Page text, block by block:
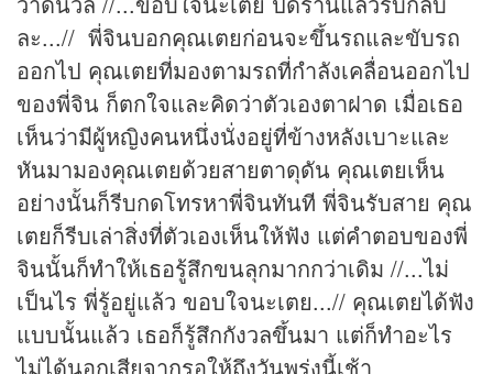
ละ...// พี่จินบอกคุณเตยก่อนจะขึ้นรถและขับรถ
ออกไป คุณเตยที่มองตามรถที่กำลังเคลื่อนออกไป
ของพี่จิน ก็ตกใจและคิดว่าตัวเองตาฝาด เมื่อเธอ
เห็นว่ามีผู้หญิงคนหนึ่งนั่งอยู่ที่ข้างหลังเบาะและ
หันมามองคุณเตยด้วยสายตาดุดัน คุณเตยเห็น
อย่างนั้นก็รีบกดโทรหาพี่จินทันที พี่จินรับสาย คุณ
เตยก็รีบเล่าสิ่งที่ตัวเองเห็นให้ฟัง แต่คำตอบของพี่
จินนั้นก็ทำให้เธอรู้สึกขนลุกมากกว่าเดิม //...ไม่
เป็นไร พี่รู้อยู่แล้ว ขอบใจนะเตย...// คุณเตยได้ฟัง
แบบนั้นแล้ว เธอก็รู้สึกกังวลขึ้นมา แต่ก็ทำอะไร
ไม่ได้นอกเสียจากรอให้ถึงวันพรุ่งนี้เช้า